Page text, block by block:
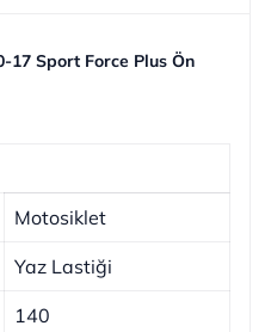
17 Sport Force Plus Ön
Motosiklet
Yaz Lastiği
140